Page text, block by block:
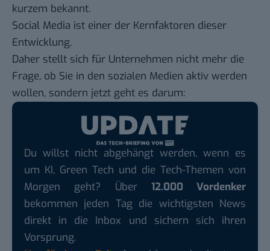
kurzem bekannt.
Social Media ist einer der Kernfaktoren dieser
Entwicklung.
Daher stellt sich für Unternehmen nicht mehr die
Frage, ob Sie in den sozialen Medien aktiv werden
wollen, sondern jetzt geht es darum:
Du willst nicht abgehängt werden, wenn es
um KI, Green Tech und die Tech-Themen von
Morgen geht? Über 12.000 Vordenker
bekommen jeden Tag die wichtigsten News
direkt in die Inbox und sichern sich ihren
Vorsprung.